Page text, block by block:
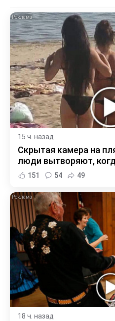
15 ч. назад
Скрытая камера на
люди вытворяют,
151 54 49
18 ч. назад